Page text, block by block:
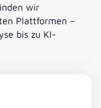
wir
Plattformen –
bis zu KI-